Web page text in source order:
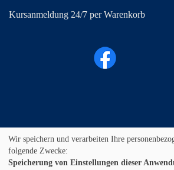
Kursanmeldung 24/7 per Warenkorb
Wir speichern und verarbeiten Ihre
folgende Zwecke:
Speicherung von Einstellungen dieser